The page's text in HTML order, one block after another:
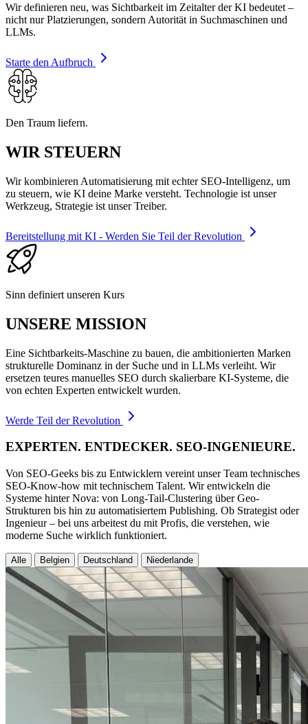
Wir definieren neu, was Sichtbarkeit im Zeitalter der KI bedeutet –
nicht nur Platzierungen, sondern Autorität in Suchmaschinen und
LLMs.
Starte den Aufbruch
Den Traum liefern.
WIR STEUERN
Wir kombinieren Automatisierung mit echter SEO-Intelligenz, um
zu steuern, wie KI deine Marke versteht. Technologie ist unser
Werkzeug, Strategie ist unser Treiber.
Bereitstellung mit KI - Werden Sie Teil der Revolution
Sinn definiert unseren Kurs
UNSERE MISSION
Eine Sichtbarkeits-Maschine zu bauen, die ambitionierten Marken
strukturelle Dominanz in der Suche und in LLMs verleiht. Wir
ersetzen teures manuelles SEO durch skalierbare KI-Systeme, die
von echten Experten entwickelt wurden.
Werde Teil der Revolution
EXPERTEN. ENTDECKER. SEO-INGENIEURE.
Von SEO-Geeks bis zu Entwicklern vereint unser Team technisches
SEO-Know-how mit technischem Talent. Wir entwickeln die
Systeme hinter Nova: von Long-Tail-Clustering über Geo-
Strukturen bis hin zu automatisiertem Publishing. Ob Strategist oder
Ingenieur – bei uns arbeitest du mit Profis, die verstehen, wie
moderne Suche wirklich funktioniert.
Alle Belgien Deutschland Niederlande